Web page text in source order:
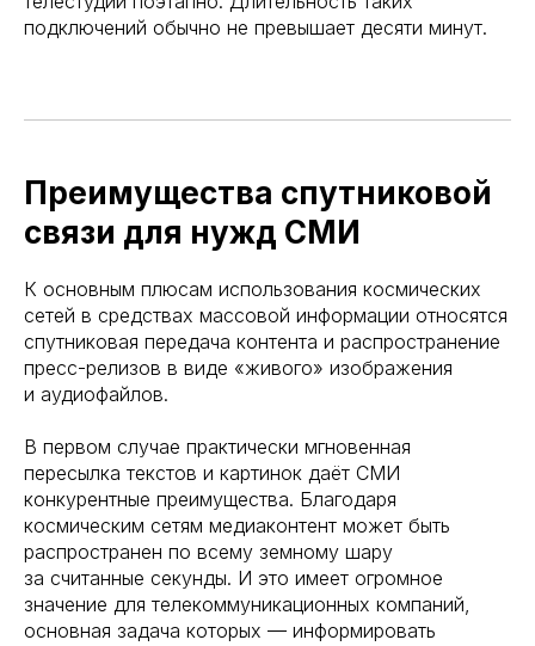
подключений обычно не превышает десяти минут.
Преимущества спутниковой
связи для нужд СМИ
К основным плюсам использования космических
сетей в средствах массовой информации относятся
спутниковая передача контента и распространение
пресс-релизов в виде «живого» изображения
и аудиофайлов.
В первом случае практически мгновенная
пересылка текстов и картинок даёт СМИ
конкурентные преимущества. Благодаря
космическим сетям медиаконтент может быть
распространен по всему земному шару
за считанные секунды. И это имеет огромное
значение для телекоммуникационных компаний,
основная задача которых — информировать